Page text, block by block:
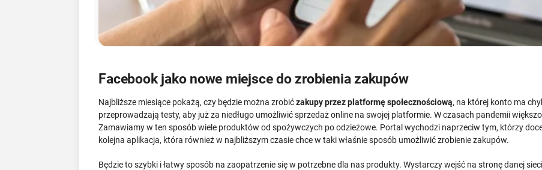
Facebook jako nowe miejsce do zrobienia zakupów
Najbliższe miesiące pokażą, czy będzie można zrobićzakupy przez platformę społecznościową, na której konto ma
przeprowadzają testy, aby już za niedługo umożliwić sprzedaż online na swojej platformie. W czasach pandemii
Zamawiamy w ten sposób wiele produktów od spożywczych po odzieżowe. Portal wychodzi naprzeciw tym, którzy
kolejna aplikacja, która również w najbliższym czasie chce w taki właśnie sposób umożliwić zrobienie zakupów.
Będzie to szybki i łatwy sposób na zaopatrzenie się w potrzebne dla nas produkty. Wystarczy wejść na stronę danej